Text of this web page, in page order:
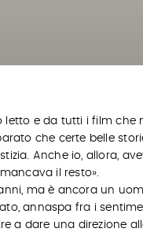
letto e da tutti i film che
che certe belle
Anche io, allora,
il resto».
ma è ancora un
annaspa fra i
a dare una direzione